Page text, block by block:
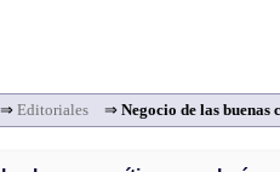
⇒ Editoriales ⇒ Negocio de las